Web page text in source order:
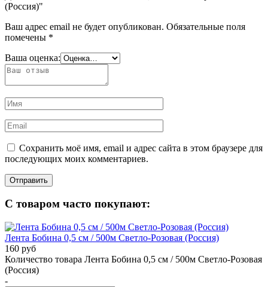
(Россия)"
Ваш адрес email не будет опубликован. Обязательные поля
помечены *
Ваша оценка:
Сохранить моё имя, email и адрес сайта в этом браузере для
последующих моих комментариев.
С товаром часто покупают:
Лента Бобина 0,5 см / 500м Светло-Розовая (Россия)
160 руб
Количество товара Лента Бобина 0,5 см / 500м Светло-Розовая
(Россия)
-